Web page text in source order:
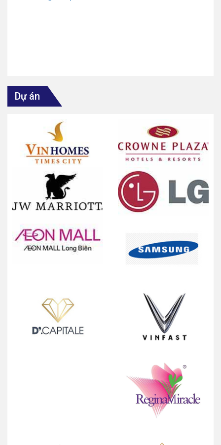
Dự án